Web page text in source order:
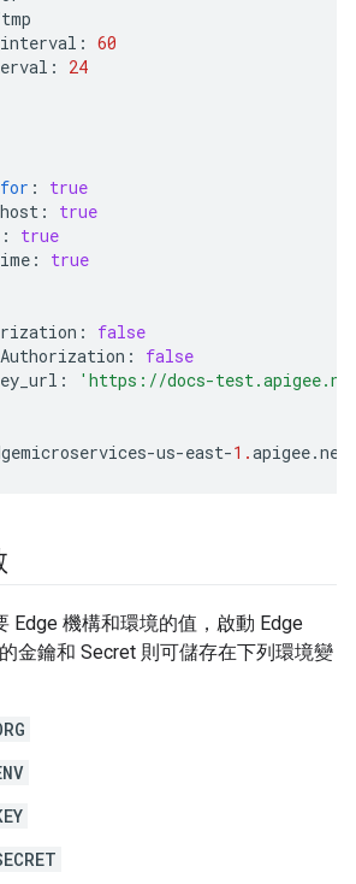
tmp
: 60
:
24
for :
true
host :
true
:
true
:
true
:
false
:
false
:
'https://docs-
-us-east-1.apigee.net
Edge 機構和環境的值，啟動 Edge
金鑰和 Secret 則可儲存在下列環境變